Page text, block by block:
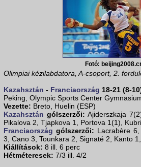
Fotó:
Olimpiai kézilabdatora, A-csoport, 2.
Kazahsztán - Franciaország 18-21 (8-
Peking, Olympic Sports Center
Vezette: Breto, Huelin (ESP)
Kazahsztán gólszerzői: Ajiderszkaja
Pikalova 2, Tjapkova 1, Portova 1(1),
Franciaország gólszerzői: Lacrabère
3, Cano 3, Tounkara 2, Signaté 2, Kanto
Kiállítások: 8 ill. 6 perc
Hétméteresek: 7/3 ill. 4/2